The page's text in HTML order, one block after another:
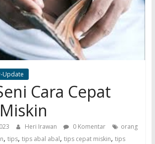
Update
Cara Cepat
Heri Irawan 0 Komentar
orang
, tips, tips abal abal, tips cepat miskin, tips